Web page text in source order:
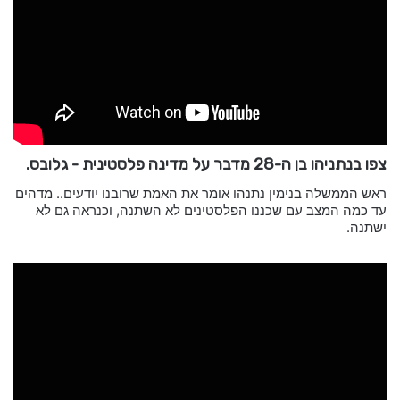
צפו בנתניהו בן ה-28 מדבר על מדינה פלסטינית - גלובס.
ראש הממשלה בנימין נתנהו אומר את האמת שרובנו יודעים.. מדהים
עד כמה המצב עם שכננו הפלסטינים לא השתנה, וכנראה גם לא
ישתנה.